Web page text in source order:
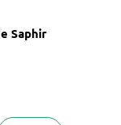
Saphir